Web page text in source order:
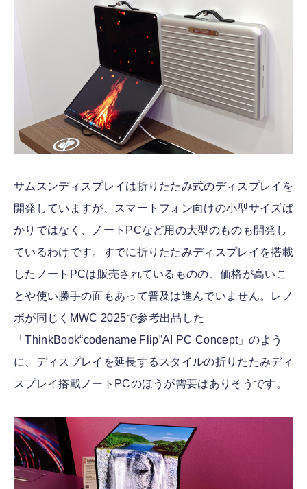
サムスンディスプレイは折りたたみ式のディスプレイを
開発していますが、スマートフォン向けの小型サイズば
かりではなく、ノートPCなど用の大型のものも開発し
ているわけです。すでに折りたたみディスプレイを搭載
したノートPCは販売されているものの、価格が高いこ
とや使い勝手の面もあって普及は進んでいません。レノ
ボが同じくMWC 2025で参考出品した
「ThinkBook“codename Flip”AI PC Concept」のよう
に、ディスプレイを延長するスタイルの折りたたみディ
スプレイ搭載ノートPCのほうが需要はありそうです。